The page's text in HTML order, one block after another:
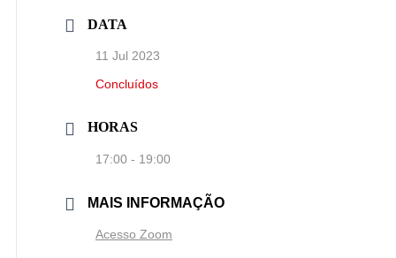
DATA
11 Jul 2023
Concluídos
HORAS
17:00 - 19:00
MAIS INFORMAÇÃO
Acesso Zoom